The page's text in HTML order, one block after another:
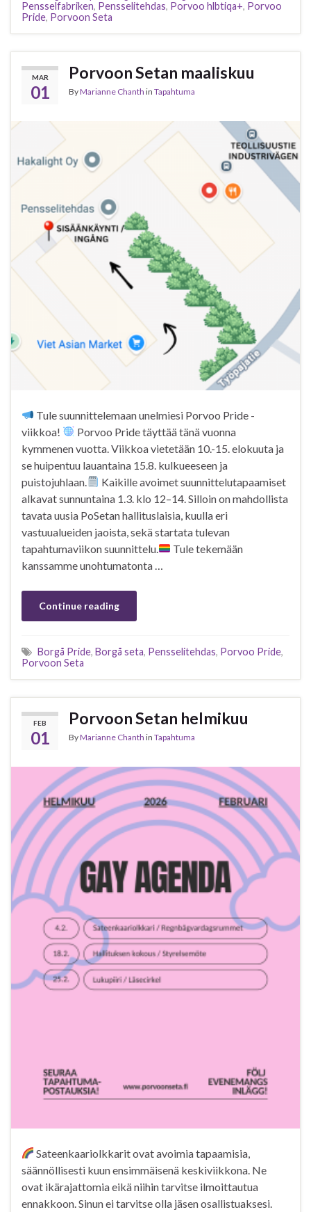
Pensselfabriken, Pensselitehdas, Porvoo hlbtiqa+, Porvoo
Pride, Porvoon Seta
MAR
01
Porvoon Setan maaliskuu
ByMarianne Chanth in Tapahtuma
Tule suunnittelemaan unelmiesi Porvoo Pride -
viikkoa!
Porvoo Pride täyttää tänä vuonna
kymmenen vuotta. Viikkoa vietetään 10.-15. elokuuta ja
se huipentuu lauantaina 15.8. kulkueeseen ja
puistojuhlaan.
Kaikille avoimet suunnittelutapaamiset
alkavat sunnuntaina 1.3. klo 12–14. Silloin on mahdollista
tavata uusia PoSetan hallituslaisia, kuulla eri
vastuualueiden jaoista, sekä startata tulevan
tapahtumaviikon suunnittelu.
Tule tekemään
kanssamme unohtumatonta …
Continue reading
Borgå Pride, Borgå seta, Pensselitehdas, Porvoo Pride,
Porvoon Seta
FEB
01
Porvoon Setan helmikuu
ByMarianne Chanth in Tapahtuma
Sateenkaariolkkarit ovat avoimia tapaamisia,
säännöllisesti kuun ensimmäisenä keskiviikkona. Ne
ovat ikärajattomia eikä niihin tarvitse ilmoittautua
ennakkoon. Sinun ei tarvitse olla jäsen osallistuaksesi.